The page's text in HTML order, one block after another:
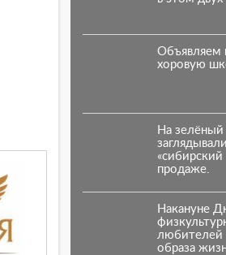
Объявляем
хоровую
На
продаже.
Накануне
любителей
образа